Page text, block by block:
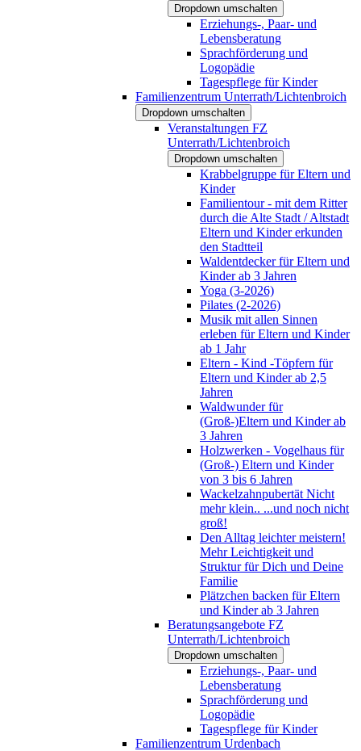
Dropdown umschalten
Erziehungs-, Paar- und
Lebensberatung
Sprachförderung und
Logopädie
Tagespflege für Kinder
Familienzentrum Unterrath/Lichtenbroich
Dropdown umschalten
Veranstaltungen FZ
Unterrath/Lichtenbroich
Dropdown umschalten
Krabbelgruppe für Eltern und
Kinder
Familientour - mit dem Ritter
durch die Alte Stadt / Altstadt
Eltern und Kinder erkunden
den Stadtteil
Waldentdecker für Eltern und
Kinder ab 3 Jahren
Yoga (3-2026)
Pilates (2-2026)
Musik mit allen Sinnen
erleben für Eltern und Kinder
ab 1 Jahr
Eltern - Kind -Töpfern für
Eltern und Kinder ab 2,5
Jahren
Waldwunder für
(Groß-)Eltern und Kinder ab
3 Jahren
Holzwerken - Vogelhaus für
(Groß-) Eltern und Kinder
von 3 bis 6 Jahren
Wackelzahnpubertät Nicht
mehr klein.. ...und noch nicht
groß!
Den Alltag leichter meistern!
Mehr Leichtigkeit und
Struktur für Dich und Deine
Familie
Plätzchen backen für Eltern
und Kinder ab 3 Jahren
Beratungsangebote FZ
Unterrath/Lichtenbroich
Dropdown umschalten
Erziehungs-, Paar- und
Lebensberatung
Sprachförderung und
Logopädie
Tagespflege für Kinder
Familienzentrum Urdenbach